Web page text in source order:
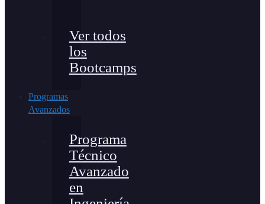
Ver todos
los
Bootcamps
Programas
Avanzados
Programa
Técnico
Avanzado
en